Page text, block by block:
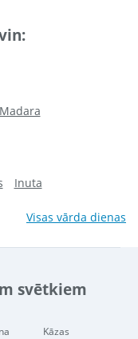
Madara
Inuta
Visas vārda dienas
svētkiem
Kāzas